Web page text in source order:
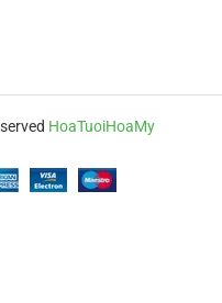
HoaTuoiHoaMy